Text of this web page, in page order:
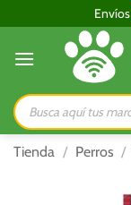
al
contenido
Envíos
Búsqueda
de
productos
Tienda / Perros /